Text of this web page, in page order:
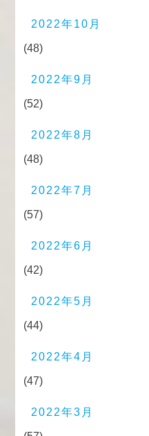
2022年10月
(48)
2022年9月
(52)
2022年8月
(48)
2022年7月
(57)
2022年6月
(42)
2022年5月
(44)
2022年4月
(47)
2022年3月